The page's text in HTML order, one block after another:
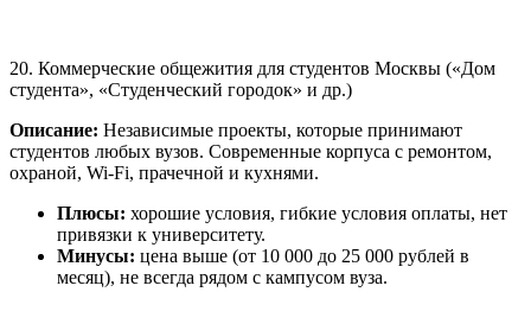
20. Коммерческие общежития для студентов Москвы («Дом
студента», «Студенческий городок» и др.)
Описание: Независимые проекты, которые принимают
студентов любых вузов. Современные корпуса с ремонтом,
охраной, Wi-Fi, прачечной и кухнями.
Плюсы: хорошие условия, гибкие условия оплаты, нет
привязки к университету.
Минусы: цена выше (от 10 000 до 25 000 рублей в
месяц), не всегда рядом с кампусом вуза.